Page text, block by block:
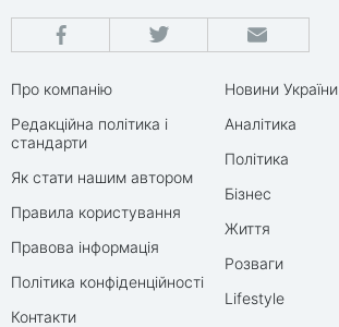
Про компанію
Редакційна політика і
стандарти
Як стати нашим автором
Правила користування
Правова інформація
Політика конфіденційності
Контакти
Новини України
Аналітика
Політика
Бізнес
Життя
Розваги
Lifestyle